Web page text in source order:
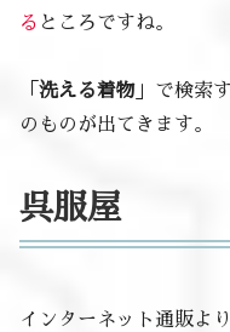
る ところですね。
「 洗える着物 」で検索
のものが出てきます。
呉服屋
インターネット通販よ